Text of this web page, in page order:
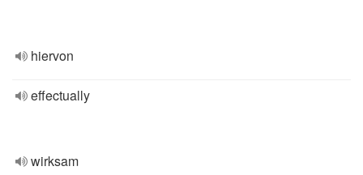
hiervon
effectually
wirksam